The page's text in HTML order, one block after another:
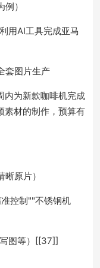
）
用AI工具完成亚马
套图片生产
内为新款咖啡机完成
素材的制作，预算有
原片）
控制""不锈钢机
图等）[[37]]